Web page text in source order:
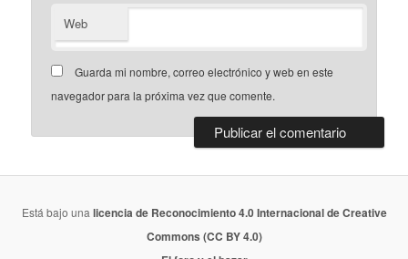
Web
Guarda mi nombre, correo electrónico y web en este
navegador para la próxima vez que comente.
Está bajo una licencia de Reconocimiento 4.0 Internacional de Creative
Commons (CC BY 4.0)